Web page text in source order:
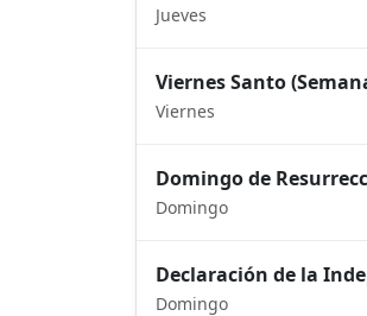
Jueves
Viernes Santo
Viernes
Domingo de
Domingo
Declaración de la
Domingo